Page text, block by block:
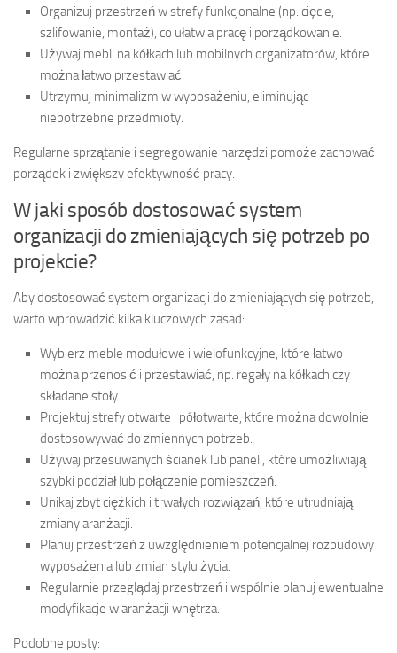
Organizuj przestrzeń w strefy funkcjonalne (np. cięcie,
szlifowanie, montaż), co ułatwia pracę i porządkowanie.
Używaj mebli na kółkach lub mobilnych organizatorów, które
można łatwo przestawiać.
Utrzymuj minimalizm w wyposażeniu, eliminując
niepotrzebne przedmioty.
Regularne sprzątanie i segregowanie narzędzi pomoże zachować
porządek i zwiększy efektywność pracy.
W jaki sposób dostosować system
organizacji do zmieniających się potrzeb po
projekcie?
Aby dostosować system organizacji do zmieniających się potrzeb,
warto wprowadzić kilka kluczowych zasad:
Wybierz meble modułowe i wielofunkcyjne, które łatwo
można przenosić i przestawiać, np. regały na kółkach czy
składane stoły.
Projektuj strefy otwarte i półotwarte, które można dowolnie
dostosowywać do zmiennych potrzeb.
Używaj przesuwanych ścianek lub paneli, które umożliwiają
szybki podział lub połączenie pomieszczeń.
Unikaj zbyt ciężkich i trwałych rozwiązań, które utrudniają
zmiany aranżacji.
Planuj przestrzeń z uwzględnieniem potencjalnej rozbudowy
wyposażenia lub zmian stylu życia.
Regularnie przeglądaj przestrzeń i wspólnie planuj ewentualne
modyfikacje w aranżacji wnętrza.
Podobne posty: